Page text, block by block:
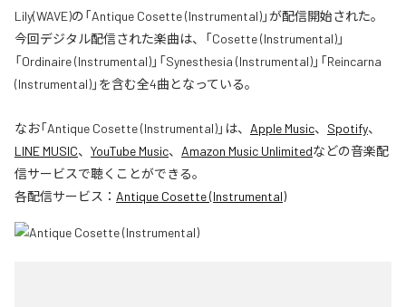
Lily(WAVE)の「Antique Cosette (Instrumental)」が配信開始された。
今回デジタル配信された楽曲は、「Cosette (Instrumental)」
「Ordinaire (Instrumental)」「Synesthesia (Instrumental)」「Reincarna
(Instrumental)」を含む全4曲となっている。
なお「Antique Cosette (Instrumental)」は、 Apple Music、 Spotify、
LINE MUSIC、 YouTube Music、 Amazon Music Unlimitedなどの音楽配
信サービスで聴くことができる。
各配信サービス： Antique Cosette (Instrumental)